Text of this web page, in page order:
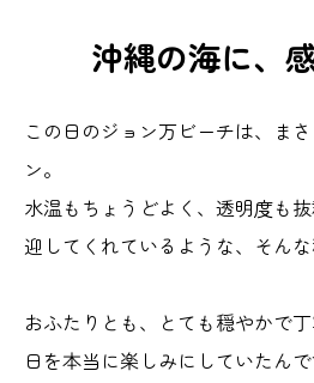
沖縄の海に、
この日のジョン万ビーチは、ま
ン。
水温もちょうどよく、透明度も
迎してくれているような、そんな
おふたりとも、とても穏やかで
日を本当に楽しみにしていたん